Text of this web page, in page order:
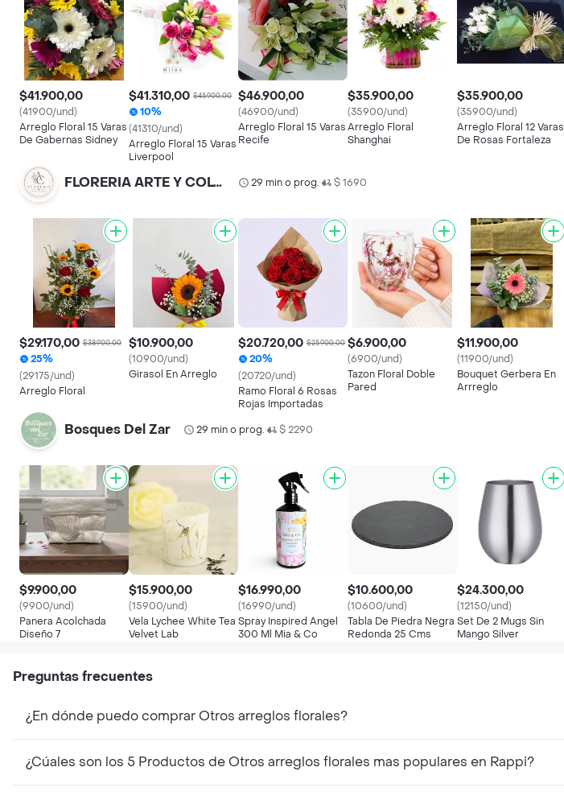
$41.900,00
(41900/und)
Arreglo Floral 15 Varas
De Gabernas Sidney
$41.310,00 $45.900,00
10%
(41310/und)
Arreglo Floral 15 Varas
Liverpool
$46.900,00
(46900/und)
Arreglo Floral 15 Varas
Recife
$35.900,00
(35900/und)
Arreglo Floral
Shanghai
$35.900,00
(35900/und)
Arreglo Floral 12 Varas
De Rosas Fortaleza
FLORERIA ARTE Y COLORES 29 min o prog.• $ 1690
$29.170,00 $38.900,00
25%
(29175/und)
Arreglo Floral
$10.900,00
(10900/und)
Girasol En Arreglo
$20.720,00 $25.900,00
20%
(20720/und)
Ramo Floral 6 Rosas
Rojas Importadas
$6.900,00
(6900/und)
Tazon Floral Doble
Pared
$11.900,00
(11900/und)
Bouquet Gerbera En
Arrreglo
Bosques Del Zar 29 min o prog.• $ 2290
$9.900,00
(9900/und)
Panera Acolchada
Diseño 7
$15.900,00
(15900/und)
Vela Lychee White Tea
Velvet Lab
$16.990,00
(16990/und)
Spray Inspired Angel
300 Ml Mia & Co
$10.600,00
(10600/und)
Tabla De Piedra Negra
Redonda 25 Cms
$24.300,00
(12150/und)
Set De 2 Mugs Sin
Mango Silver
Preguntas frecuentes
¿En dónde puedo comprar Otros arreglos florales?
¿Cúales son los 5 Productos de Otros arreglos florales mas populares en Rappi?